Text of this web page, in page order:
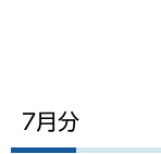
7月分